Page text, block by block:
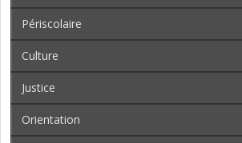
Périscolaire
Culture
Justice
Orientation